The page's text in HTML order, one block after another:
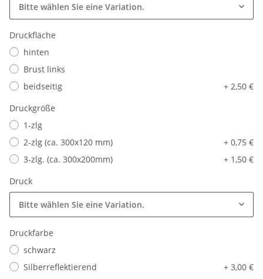
Bitte wählen Sie eine Variation.
Druckfläche
hinten
Brust links
beidseitig
+ 2,50 €
Druckgröße
1-zlg
2-zlg (ca. 300x120 mm)
+ 0,75 €
3-zlg. (ca. 300x200mm)
+ 1,50 €
Druck
Bitte wählen Sie eine Variation.
Druckfarbe
schwarz
Silberreflektierend
+ 3,00 €